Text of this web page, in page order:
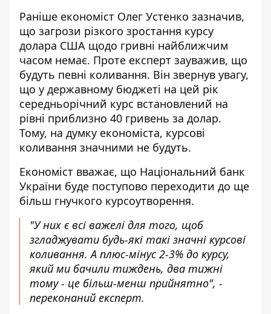
Раніше економіст Олег Устенко зазначив,
що загрози різкого зростання курсу
долара США щодо гривні найближчим
часом немає. Проте експерт зауважив, що
будуть певні коливання. Він звернув увагу,
що у державному бюджеті на цей рік
середньорічний курс встановлений на
рівні приблизно 40 гривень за долар.
Тому, на думку економіста, курсові
коливання значними не будуть.
Економіст вважає, що Національний банк
України буде поступово переходити до ще
більш гнучкого курсоутворення.
"У них є всі важелі для того, щоб
згладжувати будь-які такі значні курсові
коливання. А плюс-мінус 2-3% до курсу,
який ми бачили тиждень, два тижні
тому - це більш-менш прийнятно", -
переконаний експерт.